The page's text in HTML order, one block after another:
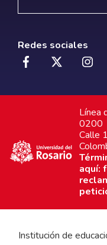
Redes sociales
Línea
0200
Calle
aquí:
Institución de